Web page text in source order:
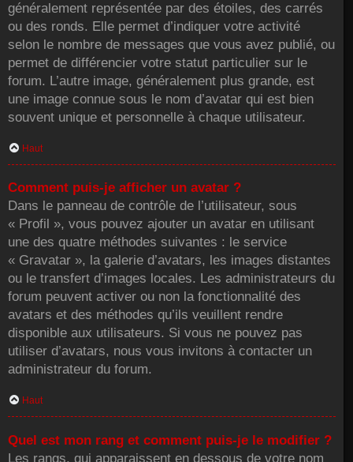
généralement représentée par des étoiles, des carrés
ou des ronds. Elle permet d’indiquer votre activité
selon le nombre de messages que vous avez publié, ou
permet de différencier votre statut particulier sur le
forum. L’autre image, généralement plus grande, est
une image connue sous le nom d’avatar qui est bien
souvent unique et personnelle à chaque utilisateur.
Haut
Comment puis-je afficher un avatar ?
Dans le panneau de contrôle de l’utilisateur, sous
« Profil », vous pouvez ajouter un avatar en utilisant
une des quatre méthodes suivantes : le service
« Gravatar », la galerie d’avatars, les images distantes
ou le transfert d’images locales. Les administrateurs du
forum peuvent activer ou non la fonctionnalité des
avatars et des méthodes qu’ils veuillent rendre
disponible aux utilisateurs. Si vous ne pouvez pas
utiliser d’avatars, nous vous invitons à contacter un
administrateur du forum.
Haut
Quel est mon rang et comment puis-je le modifier ?
Les rangs, qui apparaissent en dessous de votre nom